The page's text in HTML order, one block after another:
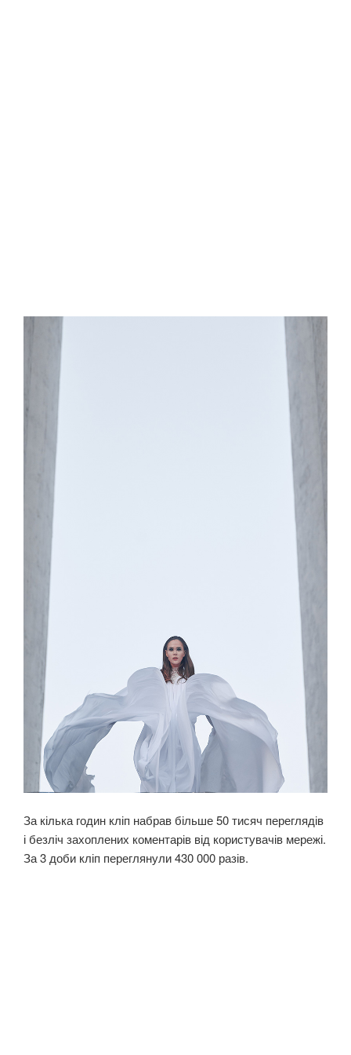
За кілька годин кліп набрав більше 50 тисяч переглядів
і безліч захоплених коментарів від користувачів мережі.
За 3 доби кліп переглянули 430 000 разів.